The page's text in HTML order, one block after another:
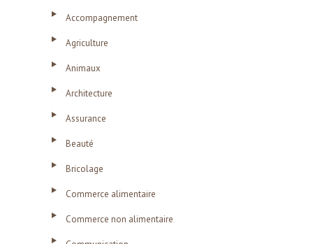
Accompagnement
Agriculture
Animaux
Architecture
Assurance
Beauté
Bricolage
Commerce alimentaire
Commerce non alimentaire